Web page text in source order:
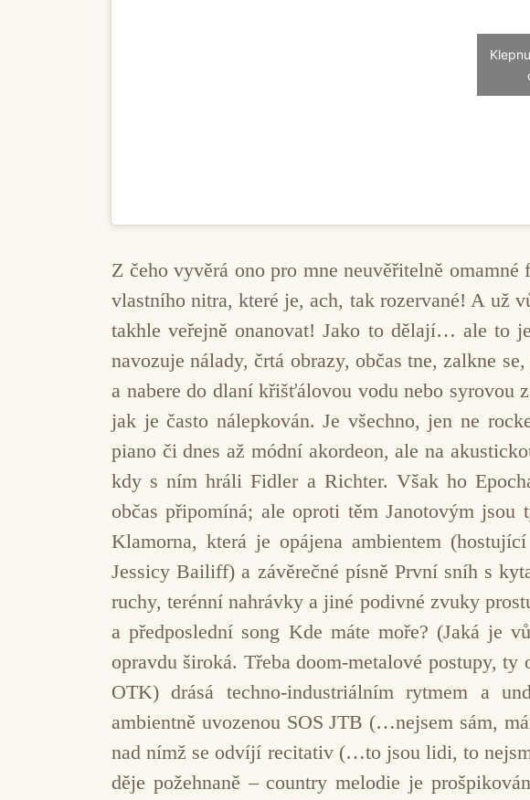
Z čeho vyvěrá ono pro mne neuvěřitelně
vlastního nitra, které je, ach, tak rozervané! A už
takhle veřejně onanovat! Jako to dělají… ale to
navozuje nálady, črtá obrazy, občas tne, zalkne
a nabere do dlaní křišťálovou vodu nebo syrovou
jak je často nálepkován. Je všechno, jen ne
piano či dnes až módní akordeon, ale na
kdy s ním hráli Fidler a Richter. Však ho
občas připomíná; ale oproti těm Janotovým
Klamorna, která je opájena ambientem
Jessicy Bailiff) a závěrečné písně První sníh s
ruchy, terénní nahrávky a jiné podivné zvuky
a předposlední song Kde máte moře? (Jaká je
opravdu široká. Třeba doom-metalové postupy,
OTK) drásá techno-industriálním rytmem a
ambientně uvozenou SOS JTB (…nejsem sám,
nad nímž se odvíjí recitativ (…to jsou lidi, to
děje požehnaně – country melodie je